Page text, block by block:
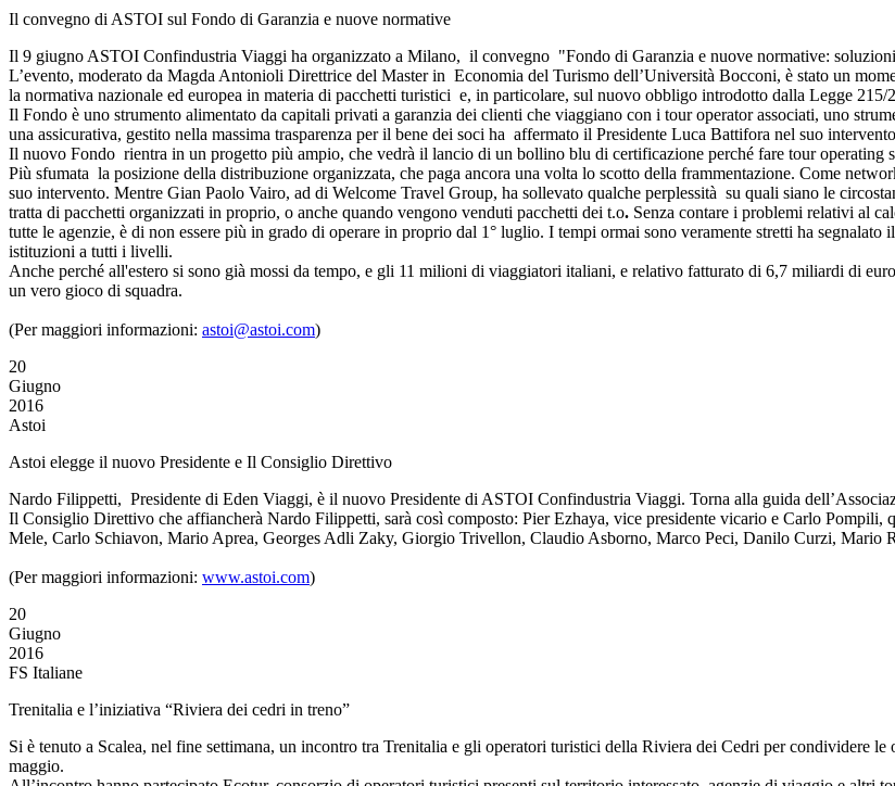
Il convegno di ASTOI sul Fondo di Garanzia e nuove normative
Il 9 giugno ASTOI Confindustria Viaggi ha organizzato a Milano, il convegno "Fondo di Garanzia e nuove normative:
L’evento, moderato da Magda Antonioli Direttrice del Master in Economia del Turismo dell’Università Bocconi, è stato un
la normativa nazionale ed europea in materia di pacchetti turistici e, in particolare, sul nuovo obbligo introdotto dalla Legge 215/
Il Fondo è uno strumento alimentato da capitali privati a garanzia dei clienti che viaggiano con i tour operator associati, uno
una assicurativa, gestito nella massima trasparenza per il bene dei soci ha affermato il Presidente Luca Battifora nel suo
Il nuovo Fondo rientra in un progetto più ampio, che vedrà il lancio di un bollino blu di certificazione perché fare tour operating
Più sfumata la posizione della distribuzione organizzata, che paga ancora una volta lo scotto della frammentazione. Come
suo intervento. Mentre Gian Paolo Vairo, ad di Welcome Travel Group, ha sollevato qualche perplessità su quali siano le
tratta di pacchetti organizzati in proprio, o anche quando vengono venduti pacchetti dei t.o. Senza contare i problemi relativi al
tutte le agenzie, è di non essere più in grado di operare in proprio dal 1° luglio. I tempi ormai sono veramente stretti ha
istituzioni a tutti i livelli.
Anche perché all'estero si sono già mossi da tempo, e gli 11 milioni di viaggiatori italiani, e relativo fatturato di 6,7 miliardi di
un vero gioco di squadra.
(Per maggiori informazioni: astoi@astoi.com)
20
Giugno
2016
Astoi
Astoi elegge il nuovo Presidente e Il Consiglio Direttivo
Nardo Filippetti, Presidente di Eden Viaggi, è il nuovo Presidente di ASTOI Confindustria Viaggi. Torna alla guida
Il Consiglio Direttivo che affiancherà Nardo Filippetti, sarà così composto: Pier Ezhaya, vice presidente vicario e Carlo
Mele, Carlo Schiavon, Mario Aprea, Georges Adli Zaky, Giorgio Trivellon, Claudio Asborno, Marco Peci, Danilo Curzi, Mario
(Per maggiori informazioni: www.astoi.com)
20
Giugno
2016
FS Italiane
Trenitalia e l’iniziativa “Riviera dei cedri in treno”
Si è tenuto a Scalea, nel fine settimana, un incontro tra Trenitalia e gli operatori turistici della Riviera dei Cedri per condividere le
maggio.